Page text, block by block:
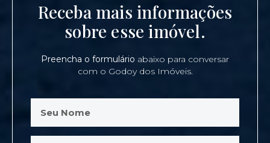
Receba mais informações
sobre esse imóvel.
Preencha o formulário abaixo para conversar
com o Godoy dos Imóveis.